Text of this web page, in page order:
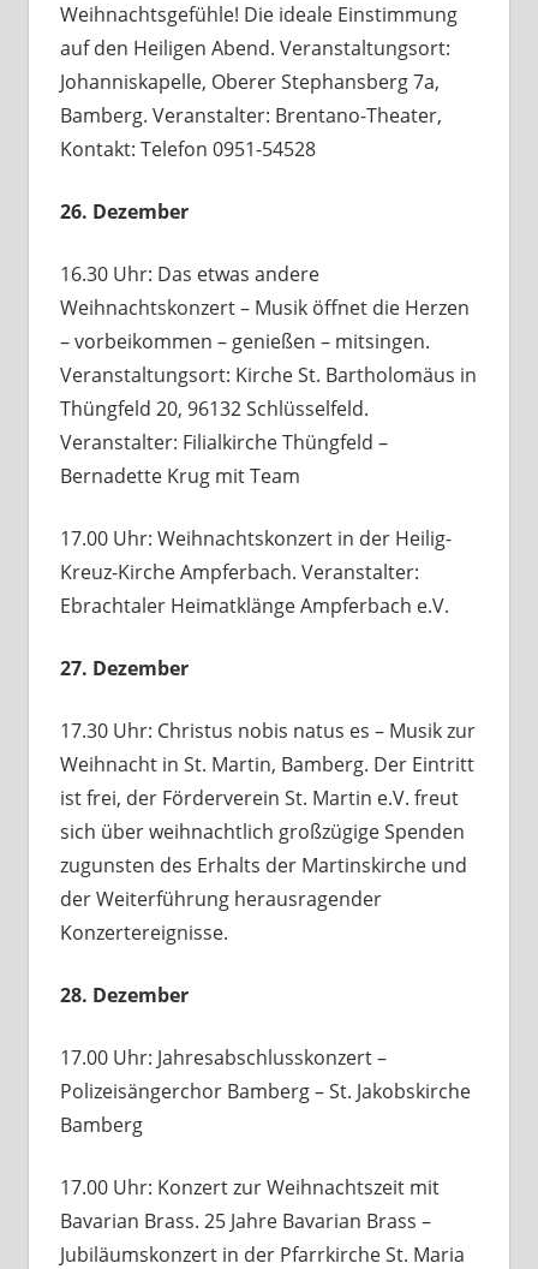
Weihnachtsgefühle! Die ideale Einstimmung
auf den Heiligen Abend. Veranstaltungsort:
Johanniskapelle, Oberer Stephansberg 7a,
Bamberg. Veranstalter: Brentano-Theater,
Kontakt: Telefon 0951-54528
26. Dezember
16.30 Uhr: Das etwas andere
Weihnachtskonzert – Musik öffnet die Herzen
– vorbeikommen – genießen – mitsingen.
Veranstaltungsort: Kirche St. Bartholomäus in
Thüngfeld 20, 96132 Schlüsselfeld.
Veranstalter: Filialkirche Thüngfeld –
Bernadette Krug mit Team
17.00 Uhr: Weihnachtskonzert in der Heilig-
Kreuz-Kirche Ampferbach. Veranstalter:
Ebrachtaler Heimatklänge Ampferbach e.V.
27. Dezember
17.30 Uhr: Christus nobis natus es – Musik zur
Weihnacht in St. Martin, Bamberg. Der Eintritt
ist frei, der Förderverein St. Martin e.V. freut
sich über weihnachtlich großzügige Spenden
zugunsten des Erhalts der Martinskirche und
der Weiterführung herausragender
Konzertereignisse.
28. Dezember
17.00 Uhr: Jahresabschlusskonzert –
Polizeisängerchor Bamberg – St. Jakobskirche
Bamberg
17.00 Uhr: Konzert zur Weihnachtszeit mit
Bavarian Brass. 25 Jahre Bavarian Brass –
Jubiläumskonzert in der Pfarrkirche St. Maria